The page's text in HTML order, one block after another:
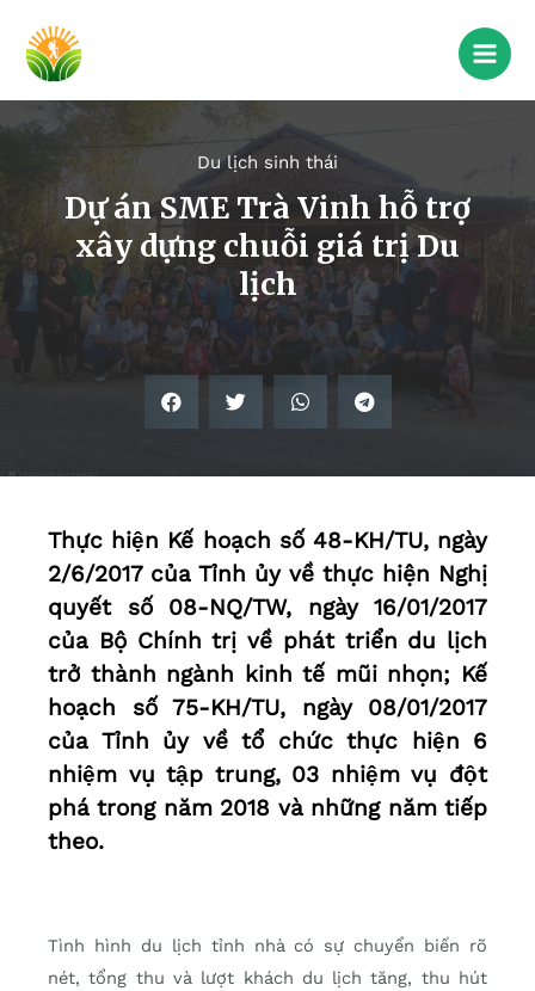
Du lịch sinh thái
Dự án SME Trà Vinh hỗ trợ
xây dựng chuỗi giá trị Du
lịch
Thực hiện Kế hoạch số 48-KH/TU, ngày
2/6/2017 của Tỉnh ủy về thực hiện Nghị
quyết số 08-NQ/TW, ngày 16/01/2017
của Bộ Chính trị về phát triển du lịch
trở thành ngành kinh tế mũi nhọn; Kế
hoạch số 75-KH/TU, ngày 08/01/2017
của Tỉnh ủy về tổ chức thực hiện 6
nhiệm vụ tập trung, 03 nhiệm vụ đột
phá trong năm 2018 và những năm tiếp
theo.
Tình hình du lịch tỉnh nhà có sự chuyển biến rõ
nét, tổng thu và lượt khách du lịch tăng, thu hút